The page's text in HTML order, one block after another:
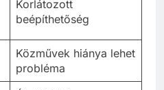
Korlátozott
beépíthetőség
Közművek hiánya lehet
probléma